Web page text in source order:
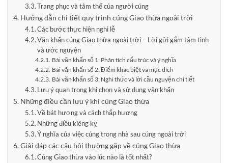
Trang phục và tâm thế của người cúng
Hướng dẫn chi tiết quy trình cúng Giao thừa ngoài trời
Các bước thực hiện nghi lễ
Văn khấn cúng Giao thừa ngoài trời – Lời gửi gắm tâm tình
và ước nguyện
Bài văn khấn số 1: Phân tích cấu trúc và ý nghĩa
Bài văn khấn số 2: Điểm khác biệt và mục đích
Bài văn khấn số 3: Nghi thức và lời cầu nguyện chi tiết
Lưu ý quan trọng khi chọn và sử dụng văn khấn
Những điều cần lưu ý khi cúng Giao thừa
Về bát hương và cách thắp hương
Những điều kiêng kỵ
Ý nghĩa của việc cúng trong nhà sau cúng ngoài trời
Giải đáp các câu hỏi thường gặp về cúng Giao thừa
Cúng Giao thừa vào lúc nào là tốt nhất?